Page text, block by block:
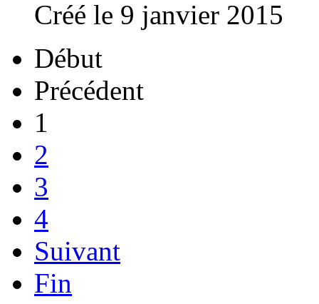
Créé le 9 janvier 2015
Début
Précédent
1
2
3
4
Suivant
Fin